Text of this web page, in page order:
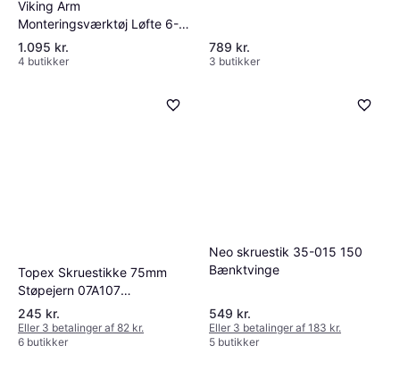
Viking Arm
Monteringsværktøj Løfte 6-
250mm Kit Bænktvinge
1.095 kr.
4 butikker
789 kr.
3 butikker
Topex Skruestikke 75mm
Støpejern 07A107
Bænktvinge
245 kr.
Eller 3 betalinger af 82 kr.
6 butikker
Neo skruestik 35-015 150
Bænktvinge
549 kr.
Eller 3 betalinger af 183 kr.
5 butikker